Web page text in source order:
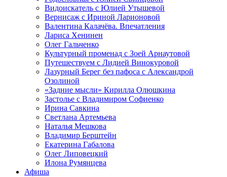
Видоискатель с Юлией Утышевой
Вернисаж с Ириной Ларионовой
Валентина Калачёва. Впечатления
Лариса Хенинен
Олег Гальченко
Культурный променад с Зоей Арнаутовой
Путешествуем с Лидией Винокуровой
Лазурный Берег без пафоса с Александрой
Озолиной
«Задние мысли» Кирилла Олюшкина
Застолье с Владимиром Софиенко
Ирина Савкина
Светлана Артемьева
Наталья Мешкова
Владимир Берштейн
Екатерина Габалова
Олег Липовецкий
Илона Румянцева
Афиша